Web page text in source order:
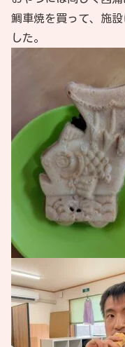
鯛車焼を買って、施
した。